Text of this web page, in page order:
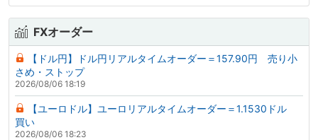
FXオーダー
【ドル円】ドル円リアルタイムオーダー＝157.90円 売り小
さめ・ストップ
2026/08/06 18:19
【ユーロドル】ユーロリアルタイムオーダー＝1.1530ドル
買い
2026/08/06 18:23